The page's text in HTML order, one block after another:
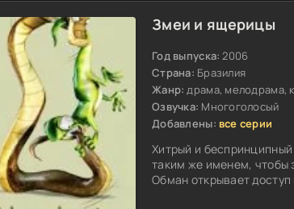
Змеи и ящерицы
Год выпуска: 2006
Страна: Бразилия
Жанр: драма, мелодрама,
Озвучка: Многоголосый
Добавлены: все серии
Хитрый и
таким же именем, чтобы
Обман открывает